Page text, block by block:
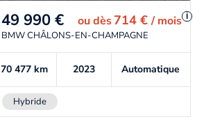
49 990 € oudès 714 €/ mois i
BMW CHÂLONS-EN-CHAMPAGNE
70 477km 2023 Automatique
Hybride